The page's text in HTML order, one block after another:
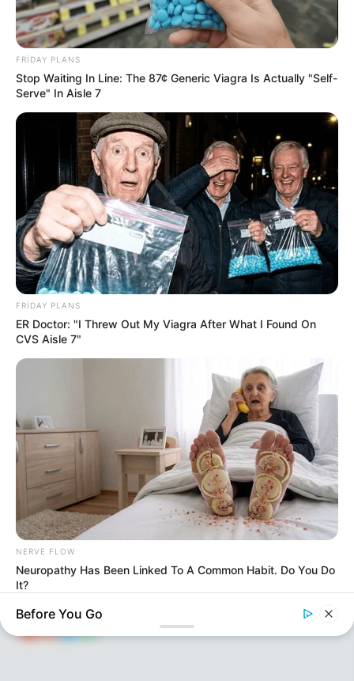
84 0
15:53 / 06 Avqust 2026 SİYASƏT
Rubinyanın yeni vəzifəsi Bakı-İrəvan
xəttinə necə təsir edəcək? –Politoloq
açıqladı
113
KEÇİDLƏR
Ana səhifə
HAQQIMIZDA
ƏLAQƏ
REKLAM
ƏLAQƏ
Tel: (+99450) 247 90 86
E-mail: oxucomsayti @gmail.com
FRIDAY PLANS
Stop Waiting In Line: The 87¢ Generic Viagra Is Actually "Self-
Serve" In Aisle 7
FRIDAY PLANS
ER Doctor: "I Threw Out My Viagra After What I Found On
CVS Aisle 7"
NERVE FLOW
Neuropathy Has Been Linked To A Common Habit. Do You Do
It?
Before You Go